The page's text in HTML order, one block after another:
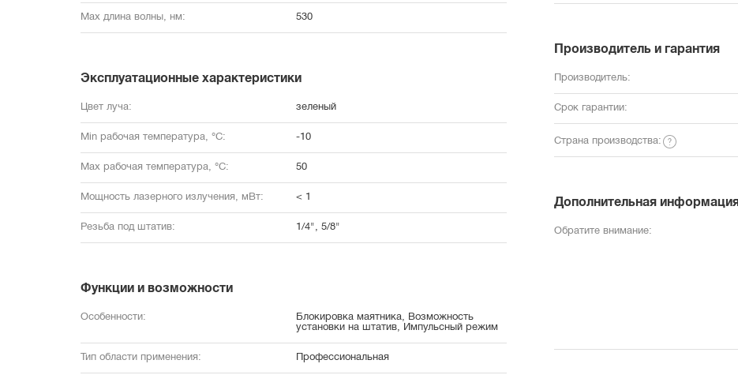
Max длина волны, нм: 530
Эксплуатационные характеристики
Цвет луча: зеленый
Min рабочая температура, °С: -10
Max рабочая температура, °С: 50
Мощность лазерного излучения, мВт: < 1
Резьба под штатив: 1/4", 5/8"
Функции и возможности
Особенности:
Блокировка маятника, Возможность
установки на штатив, Импульсный режим
Тип области применения: Профессиональная
Производитель и гарантия
Производитель:
Срок гарантии:
Страна производства:
Дополнительная информация
Обратите внимание: